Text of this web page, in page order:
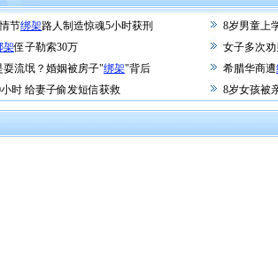
节绑架路人制造惊魂5小时获刑
8岁男童上
架侄子勒索30万
女子多次
耍流氓？婚姻被房子"绑架"背后 希腊华商遭
小时 给妻子偷发短信获救 8岁女孩被